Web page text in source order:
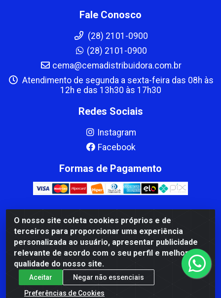
O nosso site coleta cookies próprios e de
terceiros para proporcionar uma experiência
personalizada ao usuário, apresentar publicidade
relevante de acordo com o seu perfil e melhorar a
qualidade do nosso site.
Aceitar
Negar não essenciais
Preferências de Cookies
Fale Conosco
(28) 2101-0900
(28) 2101-0900
cema@cemadistribuidora.com.br
Atendimento de segunda a sexta-feira das 08h às
12h e das 13h30 às 17h30
Redes Sociais
Instagram
Facebook
Formas de Pagamento
CBP MACEDO COMERCIO PEÇAS LTDA Matriz - av Mauro
Miranda Madureira, 1249 - Coramara , Cachoeiro de
Itapemirim/ES - CEP 29.311-310 - CNPJ 00.502.680/0001-41